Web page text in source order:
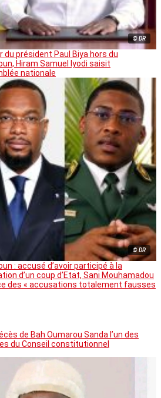
© DR
du président Paul Biya hors du
Hiram Samuel Iyodi saisit
nationale
© DR
: accusé d’avoir participé à la
d’un coup d’Etat, Sani Mouhamadou
des « accusations totalement fausses
de Bah Oumarou Sanda l’un des
du Conseil constitutionnel